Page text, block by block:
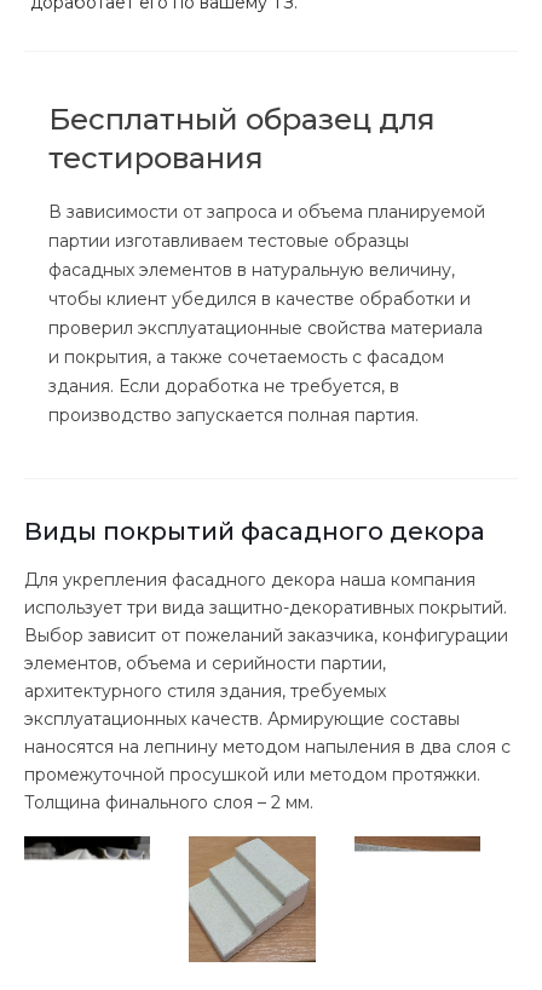
Бесплатный образец для
тестирования
В зависимости от запроса и объема планируемой
партии изготавливаем тестовые образцы
фасадных элементов в натуральную величину,
чтобы клиент убедился в качестве обработки и
проверил эксплуатационные свойства материала
и покрытия, а также сочетаемость с фасадом
здания. Если доработка не требуется, в
производство запускается полная партия.
Виды покрытий фасадного декора
Для укрепления фасадного декора наша компания
использует три вида защитно-декоративных покрытий.
Выбор зависит от пожеланий заказчика, конфигурации
элементов, объема и серийности партии,
архитектурного стиля здания, требуемых
эксплуатационных качеств. Армирующие составы
наносятся на лепнину методом напыления в два слоя с
промежуточной просушкой или методом протяжки.
Толщина финального слоя – 2 мм.